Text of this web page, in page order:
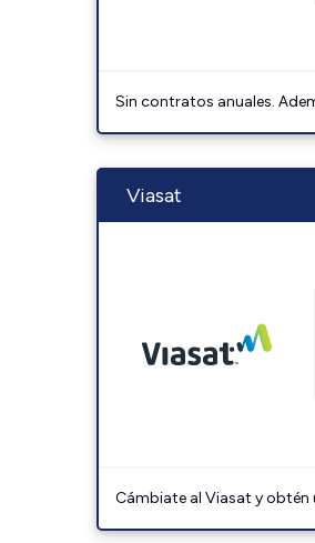
Sin contratos anuales.
Viasat
Cámbiate al Viasat y